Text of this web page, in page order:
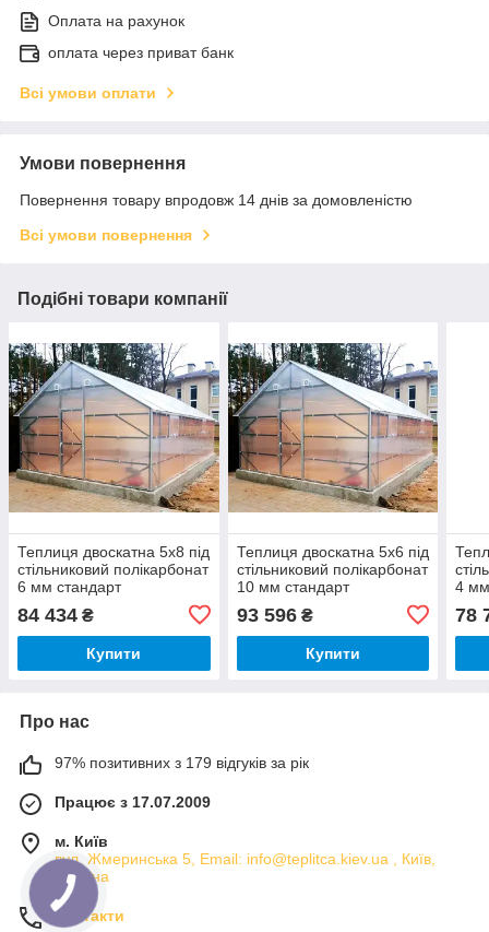
Оплата на рахунок
оплата через приват банк
Всі умови оплати
Умови повернення
Повернення товару впродовж 14 днів за домовленістю
Всі умови повернення
Подібні товари компанії
Теплиця двоскатна 5х8 під
стільниковий полікарбонат
6 мм стандарт
84 434 ₴
Купити
Теплиця двоскатна 5х6 під
стільниковий полікарбонат
10 мм стандарт
93 596₴
Купити
4
78
Про нас
97% позитивних з 179 відгуків за рік
Працює з 17.07.2009
м. Київ
вул. Жмеринська 5, Email: info@teplitca.kiev.ua , Київ,
Україна
Контакти